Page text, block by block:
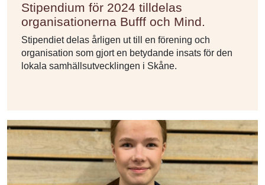
Stipendium för 2024 tilldelas
organisationerna Bufff och Mind.
Stipendiet delas årligen ut till en förening och
organisation som gjort en betydande insats för den
lokala samhällsutvecklingen i Skåne.